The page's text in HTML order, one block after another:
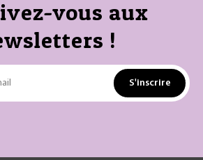
vous aux
!
S'inscrire